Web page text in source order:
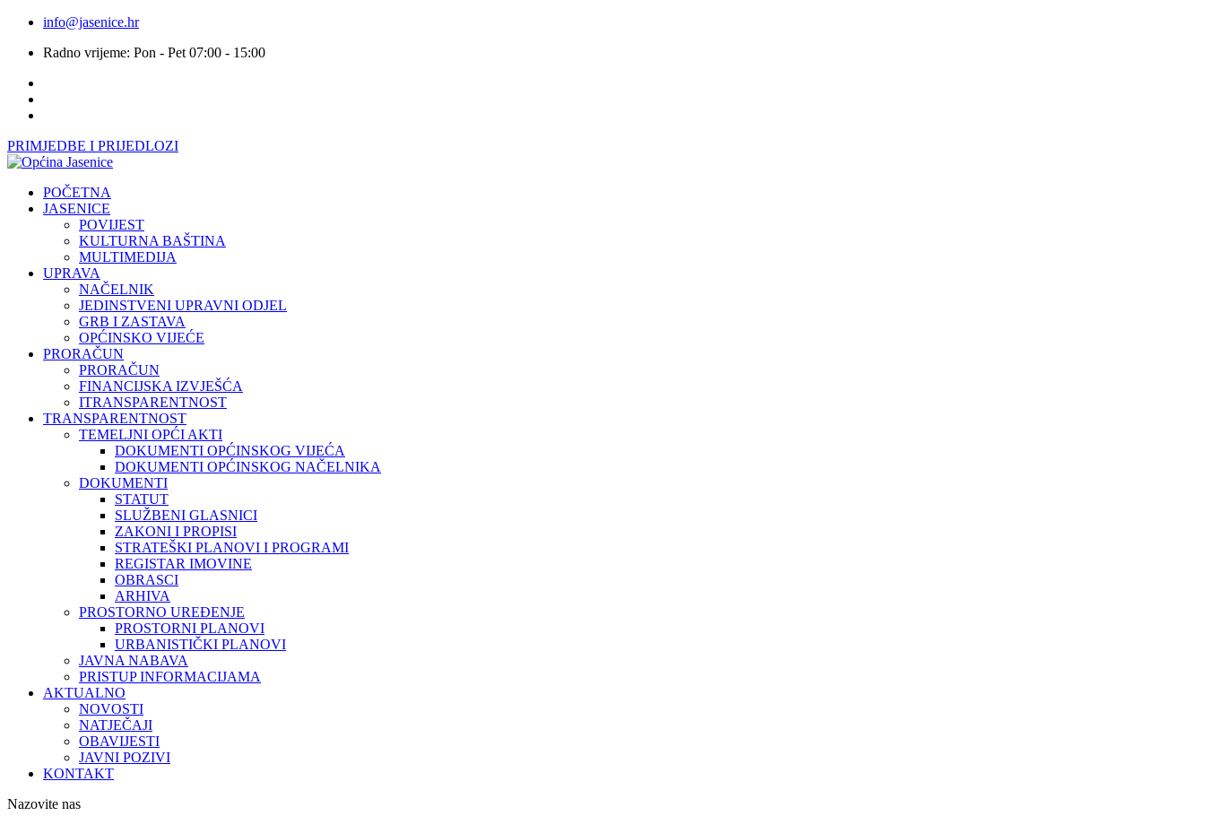
info@jasenice.hr
Radno vrijeme: Pon - Pet 07:00 - 15:00
PRIMJEDBE I PRIJEDLOZI
POČETNA
JASENICE
POVIJEST
KULTURNA BAŠTINA
MULTIMEDIJA
UPRAVA
NAČELNIK
JEDINSTVENI UPRAVNI ODJEL
GRB I ZASTAVA
OPĆINSKO VIJEĆE
PRORAČUN
PRORAČUN
FINANCIJSKA IZVJEŠĆA
ITRANSPARENTNOST
TRANSPARENTNOST
TEMELJNI OPĆI AKTI
DOKUMENTI OPĆINSKOG VIJEĆA
DOKUMENTI OPĆINSKOG NAČELNIKA
DOKUMENTI
STATUT
SLUŽBENI GLASNICI
ZAKONI I PROPISI
STRATEŠKI PLANOVI I PROGRAMI
REGISTAR IMOVINE
OBRASCI
ARHIVA
PROSTORNO UREĐENJE
PROSTORNI PLANOVI
URBANISTIČKI PLANOVI
JAVNA NABAVA
PRISTUP INFORMACIJAMA
AKTUALNO
NOVOSTI
NATJEČAJI
OBAVIJESTI
JAVNI POZIVI
KONTAKT
Nazovite nas